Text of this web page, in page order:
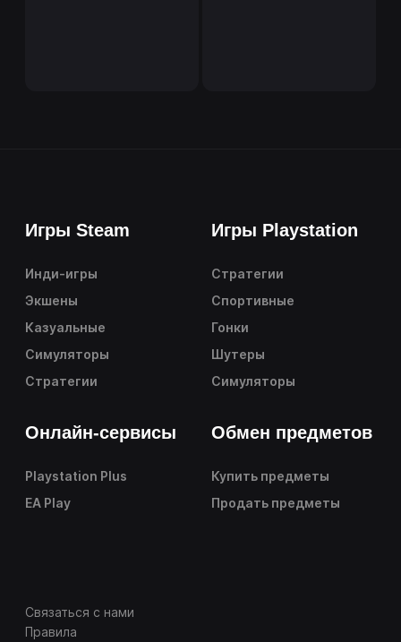
Игры Steam
Инди-игры
Экшены
Казуальные
Симуляторы
Стратегии
Игры Playstation
Стратегии
Спортивные
Гонки
Шутеры
Симуляторы
Онлайн-сервисы
Playstation Plus
EA Play
Обмен предметов
Купить предметы
Продать предметы
Связаться с нами
Правила